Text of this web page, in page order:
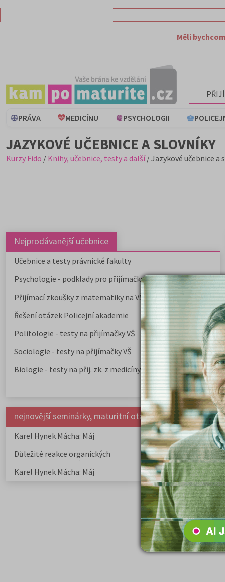
Měli
PRÁVA MEDICÍNU PSYCHOLOGII
JAZYKOVÉ UČEBNICE A SLOVNÍKY
Kurzy Fido / Knihy, učebnice, testy a další/ Jazykové učebnice a
Nejprodávanější učebnice
Učebnice a testy právnické fakulty
Psychologie - podklady pro přijímačky
Přijímací zkoušky z matematiky na VŠE Praha
Řešení otázek Policejní akademie
Politologie - testy na přijímačky VŠ
Sociologie - testy na přijímačky VŠ
Biologie - testy na přij. zk. z medicíny
nejnovější seminárky, maturitní otázky a čtenářsky deník
Karel Hynek Mácha: Máj
Karel Havlíček
elegie
Důležité reakce organických
sloučenin a jejich význam
Zákonitosti v
Karel Hynek Mácha: Máj
Karel Havlíček
elegie